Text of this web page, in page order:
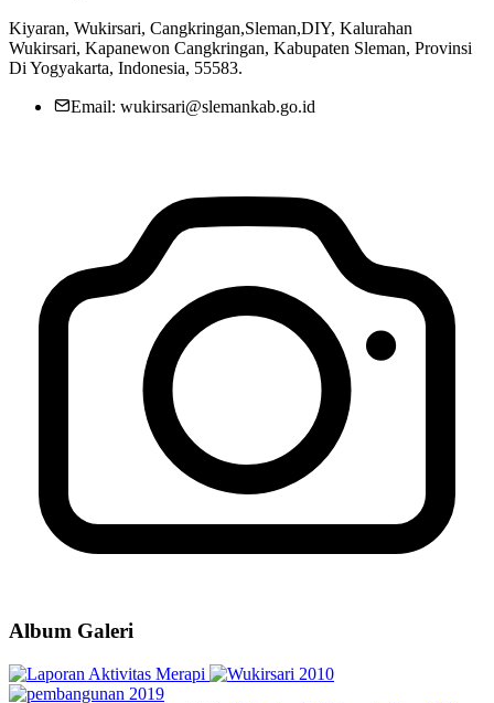
Kiyaran, Wukirsari, Cangkringan,Sleman,DIY, Kalurahan
Wukirsari, Kapanewon Cangkringan, Kabupaten Sleman, Provinsi
Di Yogyakarta, Indonesia, 55583.
Email: wukirsari@slemankab.go.id
Album Galeri